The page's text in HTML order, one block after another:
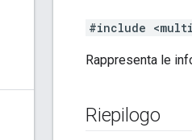
#include
Rappresenta le
Riepilogo